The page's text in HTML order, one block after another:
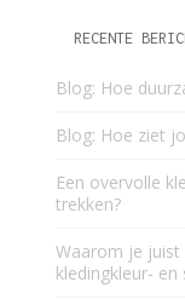
RECENTE
Blog: Hoe
Blog: Hoe ziet
Een overvolle
trekken?
Waarom je juist
kledingkleur-